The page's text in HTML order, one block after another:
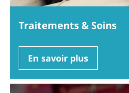
Traitements & Soins
En savoir plus